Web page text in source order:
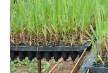
cana
aumenta
a
eficiência
e
ganhos
econômicos